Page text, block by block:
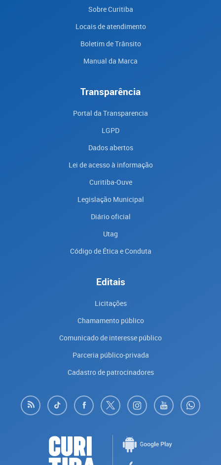
Sobre Curitiba
Locais de atendimento
Boletim de Trânsito
Manual da Marca
Transparência
Portal da Transparencia
LGPD
Dados abertos
Lei de acesso à informação
Curitiba-Ouve
Legislação Municipal
Diário oficial
Utag
Código de Ética e Conduta
Editais
Licitações
Chamamento público
Comunicado de interesse público
Parceria público-privada
Cadastro de patrocinadores